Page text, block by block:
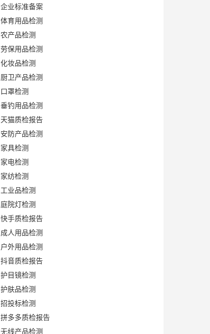
企业标准备案
体育用品检测
农产品检测
劳保用品检测
化妆品检测
厨卫产品检测
口罩检测
垂钓用品检测
天猫质检报告
安防产品检测
家具检测
家电检测
家纺检测
工业品检测
庭院灯检测
快手质检报告
成人用品检测
户外用品检测
抖音质检报告
护目镜检测
护肤品检测
招投标检测
拼多多质检报告
无线产品检测